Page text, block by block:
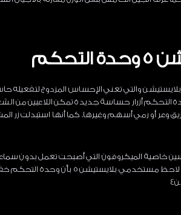
والتي تعني الإحساس المزدوج لتفعيله
أزرار حساسة جديدة تمكن اللاعبين من
وعر أو رمي أسهم وغيرها. كما أنها استبدلت زر
تحسين خاصية الميكروفون التي أصبحت تعمل بدون
الخط الضوئي من الخلف إلى الأمام على جوانب اللمس. كما